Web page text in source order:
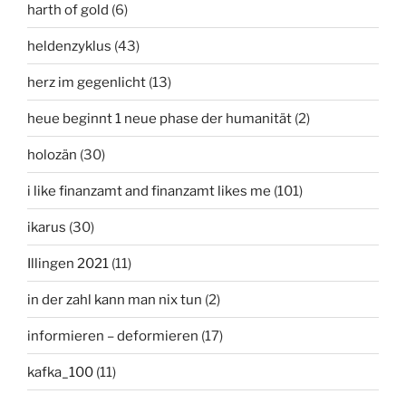
harth of gold (6)
heldenzyklus (43)
herz im gegenlicht (13)
heue beginnt 1 neue phase der humanität (2)
holozän (30)
i like finanzamt and finanzamt likes me (101)
ikarus (30)
Illingen 2021 (11)
in der zahl kann man nix tun (2)
informieren – deformieren (17)
kafka_100 (11)